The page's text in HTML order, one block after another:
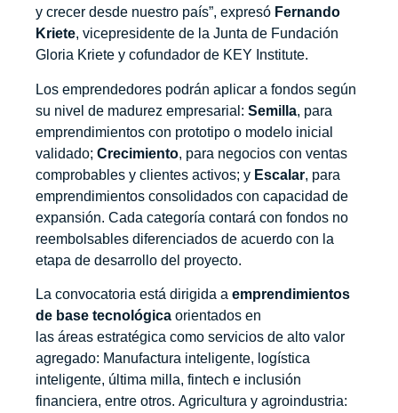
y crecer desde nuestro país”, expresó Fernando
Kriete, vicepresidente de la Junta de Fundación
Gloria Kriete y cofundador de KEY Institute.
Los emprendedores podrán aplicar a fondos según
su nivel de madurez empresarial: Semilla, para
emprendimientos con prototipo o modelo inicial
validado; Crecimiento, para negocios con ventas
comprobables y clientes activos; y Escalar, para
emprendimientos consolidados con capacidad de
expansión. Cada categoría contará con fondos no
reembolsables diferenciados de acuerdo con la
etapa de desarrollo del proyecto.
La convocatoria está dirigida a emprendimientos
de base tecnológica orientados en
las áreas estratégica como servicios de alto valor
agregado: Manufactura inteligente, logística
inteligente, última milla, fintech e inclusión
financiera, entre otros. Agricultura y agroindustria: